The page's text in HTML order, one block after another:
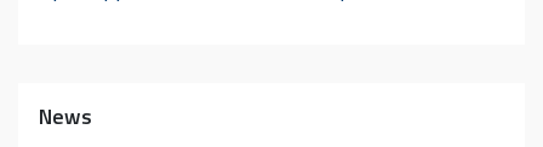
News